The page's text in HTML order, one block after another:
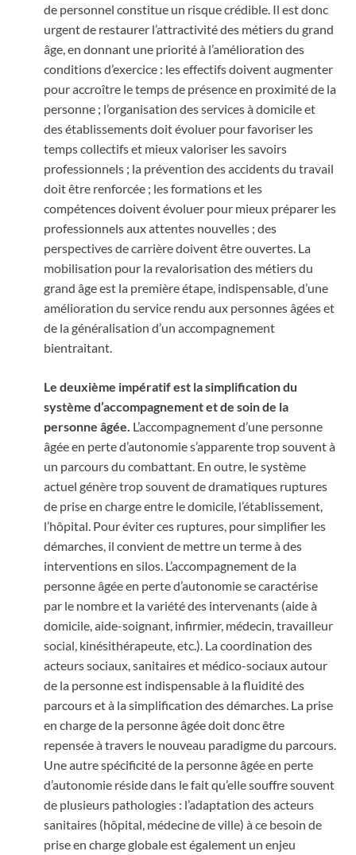
de personnel constitue un risque crédible. Il est donc
urgent de restaurer l’attractivité des métiers du grand
âge, en donnant une priorité à l’amélioration des
conditions d’exercice : les effectifs doivent augmenter
pour accroître le temps de présence en proximité de la
personne ; l’organisation des services à domicile et
des établissements doit évoluer pour favoriser les
temps collectifs et mieux valoriser les savoirs
professionnels ; la prévention des accidents du travail
doit être renforcée ; les formations et les
compétences doivent évoluer pour mieux préparer les
professionnels aux attentes nouvelles ; des
perspectives de carrière doivent être ouvertes. La
mobilisation pour la revalorisation des métiers du
grand âge est la première étape, indispensable, d’une
amélioration du service rendu aux personnes âgées et
de la généralisation d’un accompagnement
bientraitant.
Le deuxième impératif est la simplification du
système d’accompagnement et de soin de la
personne âgée. L’accompagnement d’une personne
âgée en perte d’autonomie s’apparente trop souvent à
un parcours du combattant. En outre, le système
actuel génère trop souvent de dramatiques ruptures
de prise en charge entre le domicile, l’établissement,
l’hôpital. Pour éviter ces ruptures, pour simplifier les
démarches, il convient de mettre un terme à des
interventions en silos. L’accompagnement de la
personne âgée en perte d’autonomie se caractérise
par le nombre et la variété des intervenants (aide à
domicile, aide-soignant, infirmier, médecin, travailleur
social, kinésithérapeute, etc.). La coordination des
acteurs sociaux, sanitaires et médico-sociaux autour
de la personne est indispensable à la fluidité des
parcours et à la simplification des démarches. La prise
en charge de la personne âgée doit donc être
repensée à travers le nouveau paradigme du parcours.
Une autre spécificité de la personne âgée en perte
d’autonomie réside dans le fait qu’elle souffre souvent
de plusieurs pathologies : l’adaptation des acteurs
sanitaires (hôpital, médecine de ville) à ce besoin de
prise en charge globale est également un enjeu